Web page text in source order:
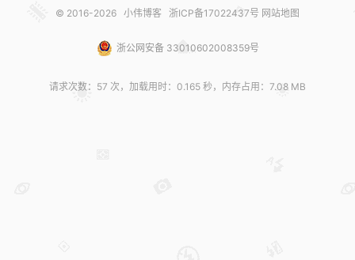
© 2016-2026 小伟博客 浙ICP备17022437号 网站地图
浙公网安备 33010602008359号
请求次数：57 次，加载用时：0.165 秒，内存占用：7.08 MB